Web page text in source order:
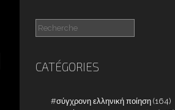
CATÉGORIES
σύγχρονη ελληνική ποίηση (164)